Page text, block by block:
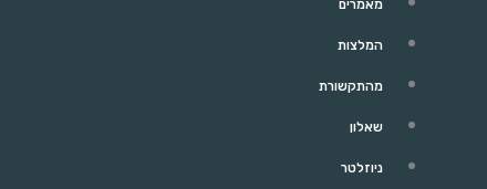
מאמרים
המלצות
מהתקשורת
שאלון
ניוזלטר